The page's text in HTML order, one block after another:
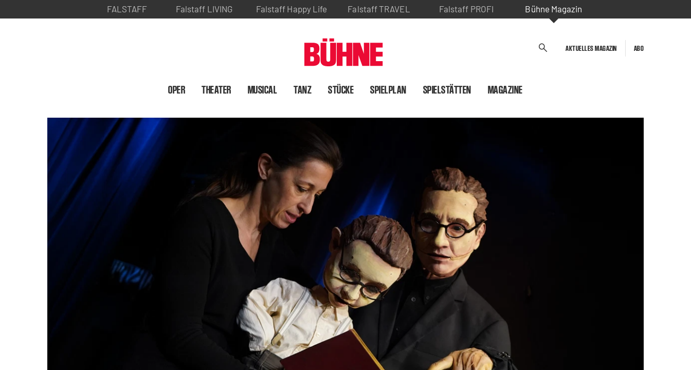
FALSTAFF Falstaff LIVING Falstaff Happy Life Falstaff TRAVEL Falstaff PROFI Bühne Magazin
AKTUELLES MAGAZIN ABO
OPER THEATER MUSICAL TANZ STÜCKE SPIELPLAN SPIELSTÄTTEN MAGAZINE